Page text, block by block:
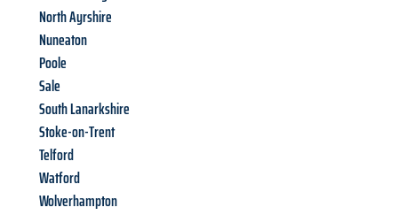
North Ayrshire
Nuneaton
Poole
Sale
South Lanarkshire
Stoke-on-Trent
Telford
Watford
Wolverhampton